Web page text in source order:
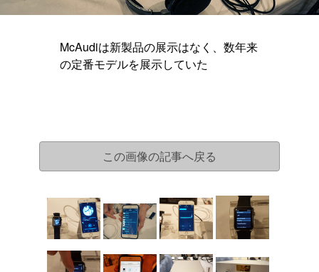
McAudiは新製品の展示はなく、数年来
の定番モデルを展示していた
この画像の記事へ戻る